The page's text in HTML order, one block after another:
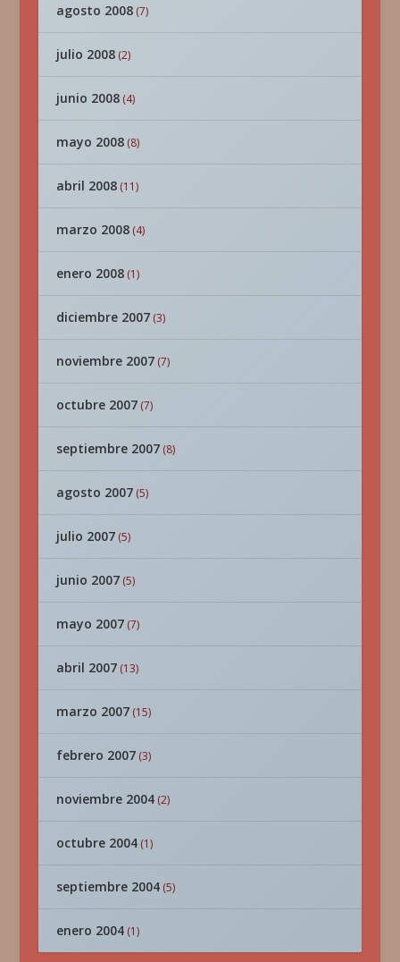
agosto 2008(7)
julio 2008(2)
junio 2008(4)
mayo 2008(8)
abril 2008(11)
marzo 2008(4)
enero 2008(1)
diciembre 2007(3)
noviembre 2007(7)
octubre 2007(7)
septiembre 2007(8)
agosto 2007(5)
julio 2007(5)
junio 2007(5)
mayo 2007(7)
abril 2007(13)
marzo 2007(15)
febrero 2007(3)
noviembre 2004(2)
octubre 2004(1)
septiembre 2004(5)
enero 2004(1)